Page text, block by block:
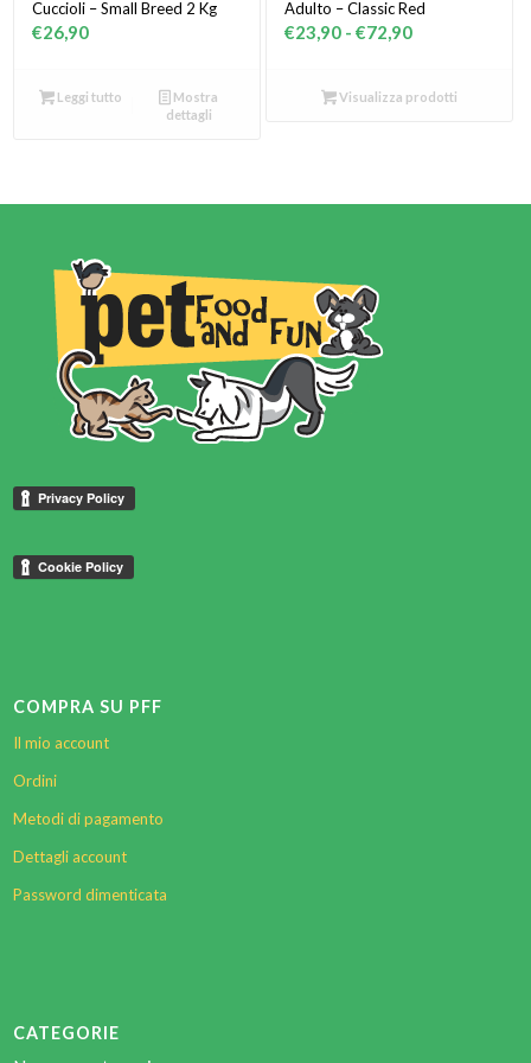
Cuccioli – Small Breed 2 Kg
€26,90
Leggi tutto
Mostra
dettagli
Adulto – Classic Red
€23,90 - €72,90Fascia
prezzo:
€72,90
Visualizza prodotti
COMPRA SU PFF
Il mio account
Ordini
Metodi di pagamento
Dettagli account
Password dimenticata
CATEGORIE